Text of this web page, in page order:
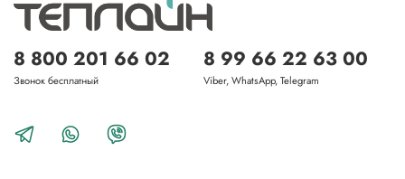
8 800 201 66 02
Звонок бесплатный
8 99 66 22 63 00
Viber, WhatsApp, Telegram